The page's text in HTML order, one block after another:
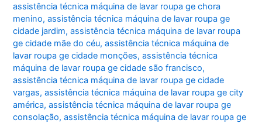
assistência técnica máquina de lavar roupa ge chora
menino,assistência técnica máquina de lavar roupa ge
cidade jardim,assistência técnica máquina de lavar roupa
ge cidade mãe do céu,assistência técnica máquina de
lavar roupa ge cidade monções,assistência técnica
máquina de lavar roupa ge cidade são francisco,
assistência técnica máquina de lavar roupa ge cidade
vargas,assistência técnica máquina de lavar roupa ge city
américa,assistência técnica máquina de lavar roupa ge
consolação,assistência técnica máquina de lavar roupa ge